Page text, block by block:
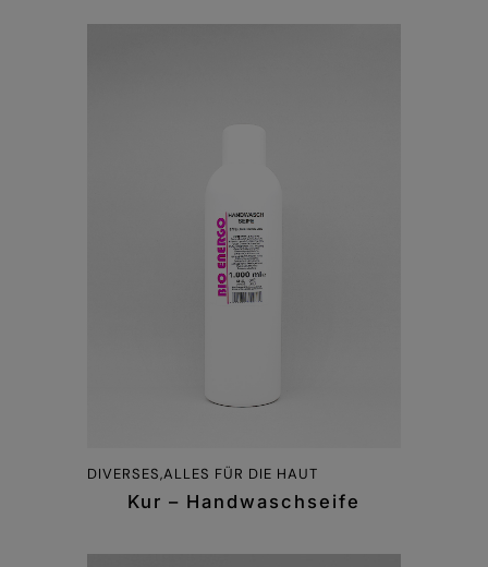
DIVERSES,ALLES FÜR DIE HAUT
Kur – Handwaschseife